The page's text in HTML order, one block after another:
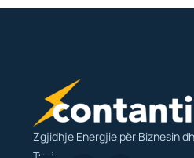
Zgjidhje Energjie për Biznesin